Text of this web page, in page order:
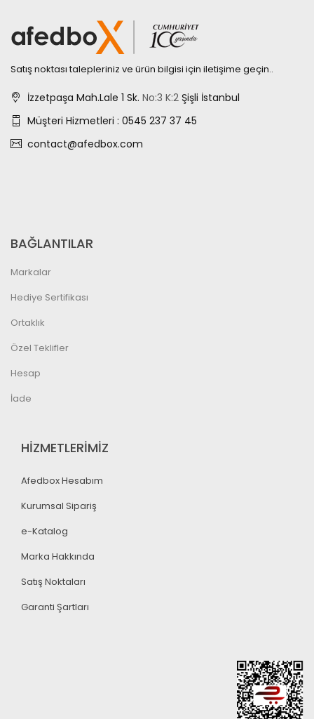
Satış noktası talepleriniz ve ürün bilgisi için iletişime geçin..
İzzetpaşa Mah.Lale 1 Sk. No:3 K:2 Şişli İstanbul
Müşteri Hizmetleri : 0545 237 37 45
contact@afedbox.com
BAĞLANTILAR
Markalar
Hediye Sertifikası
Ortaklık
Özel Teklifler
Hesap
İade
HİZMETLERİMİZ
Afedbox Hesabım
Kurumsal Sipariş
e-Katalog
Marka Hakkında
Satış Noktaları
Garanti Şartları